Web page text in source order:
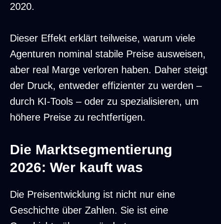
2020.
Dieser Effekt erklärt teilweise, warum viele
Agenturen nominal stabile Preise ausweisen,
aber real Marge verloren haben. Daher steigt
der Druck, entweder effizienter zu werden –
durch KI-Tools – oder zu spezialisieren, um
höhere Preise zu rechtfertigen.
Die Marktsegmentierung
2026: Wer kauft was
Die Preisentwicklung ist nicht nur eine
Geschichte über Zahlen. Sie ist eine